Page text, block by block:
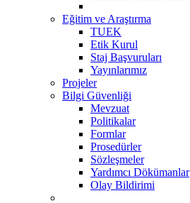
Eğitim ve Araştırma
TUEK
Etik Kurul
Staj Başvuruları
Yayınlarımız
Projeler
Bilgi Güvenliği
Mevzuat
Politikalar
Formlar
Prosedürler
Sözleşmeler
Yardımcı Dökümanlar
Olay Bildirimi